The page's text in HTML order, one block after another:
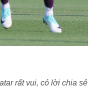
rất vui, có lời chia sẻ